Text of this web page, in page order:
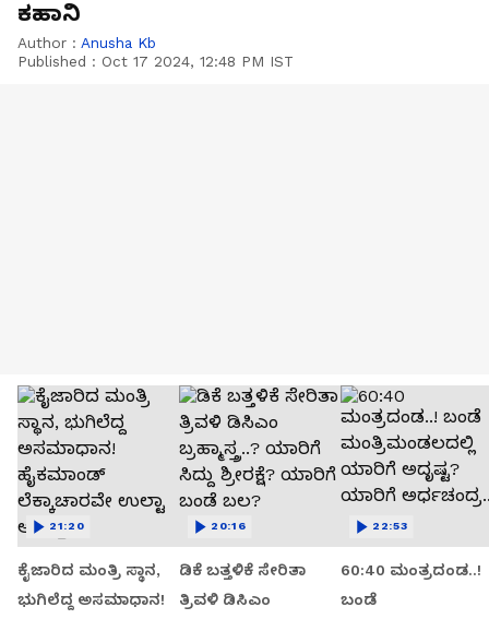
ಕಹಾನಿ
Author : Anusha Kb
Published : Oct 17 2024, 12:48 PM IST
ಕೈಜಾರಿದ ಮಂತ್ರಿ ಸ್ಥಾನ,
ಭುಗಿಲೆದ್ದ ಅಸಮಾಧಾನ!
21:20
ಡಿಕೆ ಬತ್ತಳಿಕೆ ಸೇರಿತಾ
ತ್ರಿವಳಿ ಡಿಸಿಎಂ
20:16
60:40 ಮಂತ್ರದಂಡ..!
ಬಂಡೆ
22:53